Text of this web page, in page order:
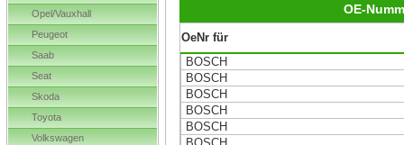
Opel/Vauxhall
Peugeot
Saab
Seat
Skoda
Toyota
Volkswagen
OE-
OeNr für
BOSCH
BOSCH
BOSCH
BOSCH
BOSCH